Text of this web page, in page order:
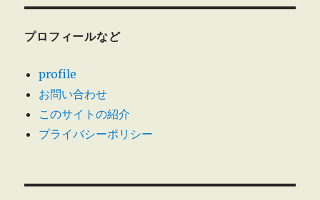
プロフィールなど
profile
お問い合わせ
このサイトの紹介
プライバシーポリシー